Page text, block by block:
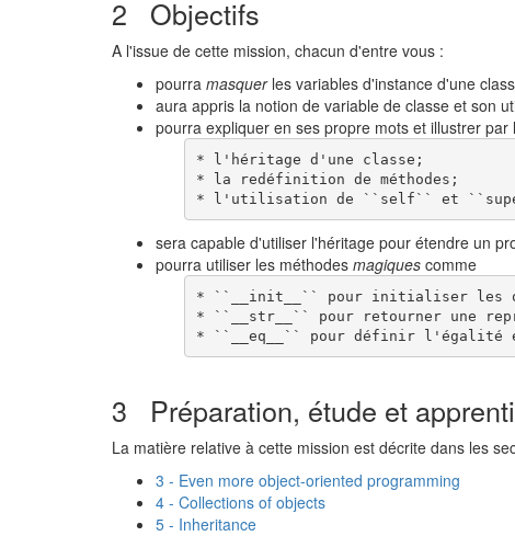
2 Objectifs
A l'issue de cette mission, chacun d'entre vous :
pourra masquerles variables d'instance d'une
aura appris la notion de variable de classe et son
pourra expliquer en ses propre mots et illustrer
* l'héritage d'une classe;
* la redéfinition de méthodes;
sera capable d'utiliser l'héritage pour étendre un
pourra utiliser les méthodes magiques comme
* ``__init__`` pour initialiser les
* ``__str__`` pour retourner une
3 Préparation, étude et
La matière relative à cette mission est décrite dans les
3 - Even more object-oriented programming
4 - Collections of objects
5 - Inheritance